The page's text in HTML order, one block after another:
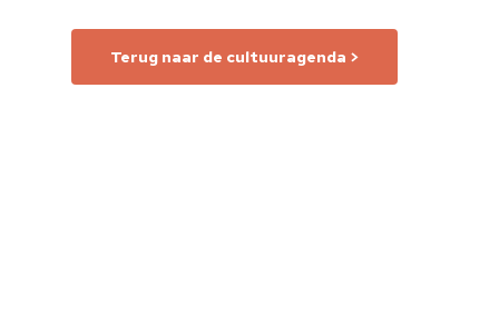
Terug naar de cultuuragenda >